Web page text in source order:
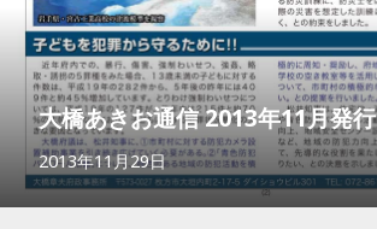
大橋あきお通信 2013年11月発行
2013年11月29日